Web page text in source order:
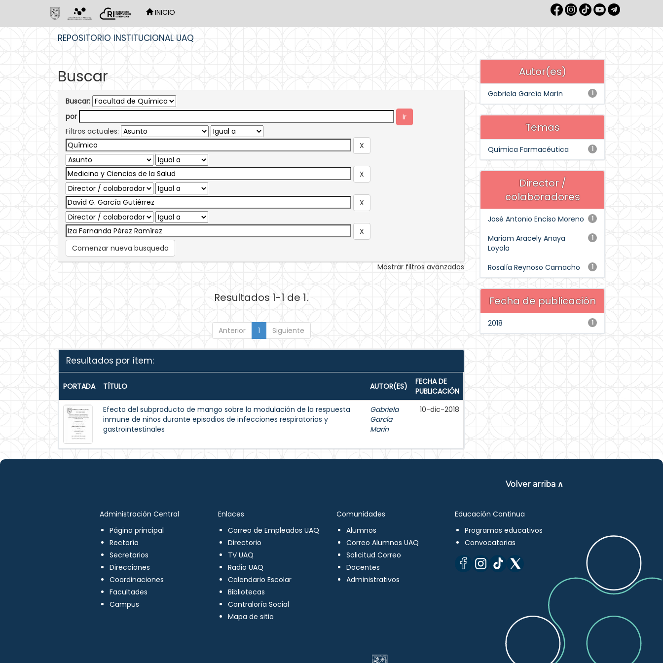
INICIO
REPOSITORIO INSTITUCIONAL UAQ
Buscar
Buscar:
por
Filtros actuales:
Comenzar nueva busqueda
Mostrar filtros avanzados
Resultados 1-1 de 1.
Anterior 1 Siguiente
Resultados por ítem:
PORTADA TÍTULO AUTOR(ES)
FECHA DE
PUBLICACIÓN
Efecto del subproducto de mango sobre la modulación de la respuesta
inmune de niños durante episodios de infecciones respiratorias y
gastrointestinales
Gabriela
García
Marín
10-dic-2018
Autor(es)
1
Gabriela García Marín
Temas
1
Química Farmacéutica
Director /
colaboradores
1
José Antonio Enciso Moreno
1
Mariam Aracely Anaya
Loyola
1
Rosalía Reynoso Camacho
Fecha de publicación
1
2018
Volver arriba ∧
Administración Central
Página principal
Rectoría
Secretarios
Direcciones
Coordinaciones
Facultades
Campus
Enlaces
Correo de Empleados UAQ
Directorio
TV UAQ
Radio UAQ
Calendario Escolar
Bibliotecas
Contraloría Social
Mapa de sitio
Comunidades
Alumnos
Correo Alumnos UAQ
Solicitud Correo
Docentes
Administrativos
Educación Continua
Programas educativos
Convocatorias